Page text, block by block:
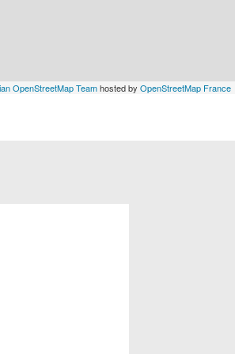
OpenStreetMap Teamhosted by OpenStreetMap France